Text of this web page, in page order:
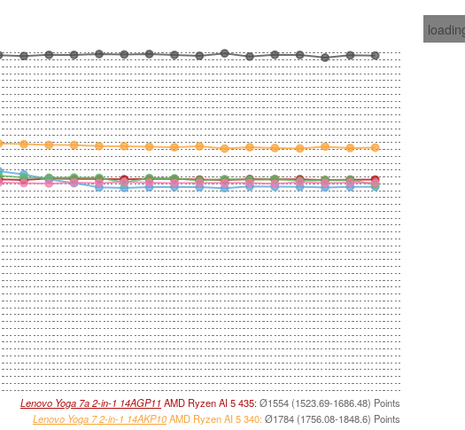
Lenovo Yoga 7a 2-in-1 14AGP11 AMD Ryzen AI 5 435:Ø1554 (1523.69-1686.48) Points
Lenovo Yoga 7 2-in-1 14AKP10AMD Ryzen AI 5 340:Ø1784 (1756.08-1848.6) Points